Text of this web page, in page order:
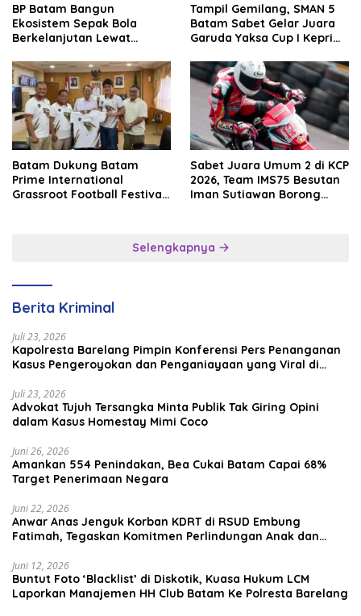
BP Batam Bangun
Ekosistem Sepak Bola
Berkelanjutan Lewat
Tampil Gemilang, SMAN 5
Batam Sabet Gelar Juara
Garuda Yaksa Cup I Kepri
Batam Dukung Batam
Prime International
Grassroot Football Festival
Sabet Juara Umum 2 di KCP
2026, Team IMS75 Besutan
Iman Sutiawan Borong
Selengkapnya
Berita Kriminal
Juli 23, 2026
Kapolresta Barelang Pimpin Konferensi Pers Penanganan
Kasus Pengeroyokan dan Penganiayaan yang Viral di
Juli 23, 2026
Advokat Tujuh Tersangka Minta Publik Tak Giring Opini
dalam Kasus Homestay Mimi Coco
Juni 26, 2026
Amankan 554 Penindakan, Bea Cukai Batam Capai 68%
Target Penerimaan Negara
Juni 22, 2026
Anwar Anas Jenguk Korban KDRT di RSUD Embung
Fatimah, Tegaskan Komitmen Perlindungan Anak dan
Juni 12, 2026
Buntut Foto ‘Blacklist’ di Diskotik, Kuasa Hukum LCM
Laporkan Manajemen HH Club Batam Ke Polresta Barelang